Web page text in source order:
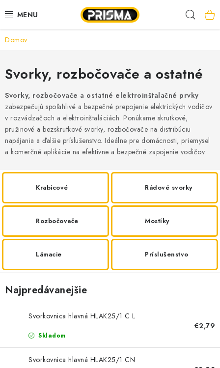
na
AKCIE
LED PÁSY
MODULÁRNE PRÍSTROJE
ROZVÁDZAČE
KÁBLE A VODIČE
SVORKY, ROZBOČOVAČE A OSTATNÉ
BATÉRIE A NABÍJAČKY
NÁRADIE A KOTVIACI MATERIÁL
SVIETIDLÁ A SVETELNÉ ZDROJE
ZÁSUVKY A VYPÍNAČE
Domov
Svorky, rozbočovače a ostatné
Svorky, rozbočovače a ostatné elektroinštalačné prvky
zabezpečujú spoľahlivé a bezpečné prepojenie elektrických vodičov
v rozvádzačoch a elektroinštaláciách. Ponúkame skrutkové,
pružinové a bezskrutkové svorky, rozbočovače na distribúciu
napájania a ďalšie príslušenstvo. Ideálne pre domácnosti, priemysel
a komerčné aplikácie na efektívne a bezpečné zapojenie vodičov.
Krabicové Rádové svorky
Rozbočovače Mostíky
Lámacie Príslušenstvo
Najpredávanejšie
Svorkovnica hlavná HLAK25/1 C L
Skladom
€2,79
Svorkovnica hlavná HLAK25/1 CN